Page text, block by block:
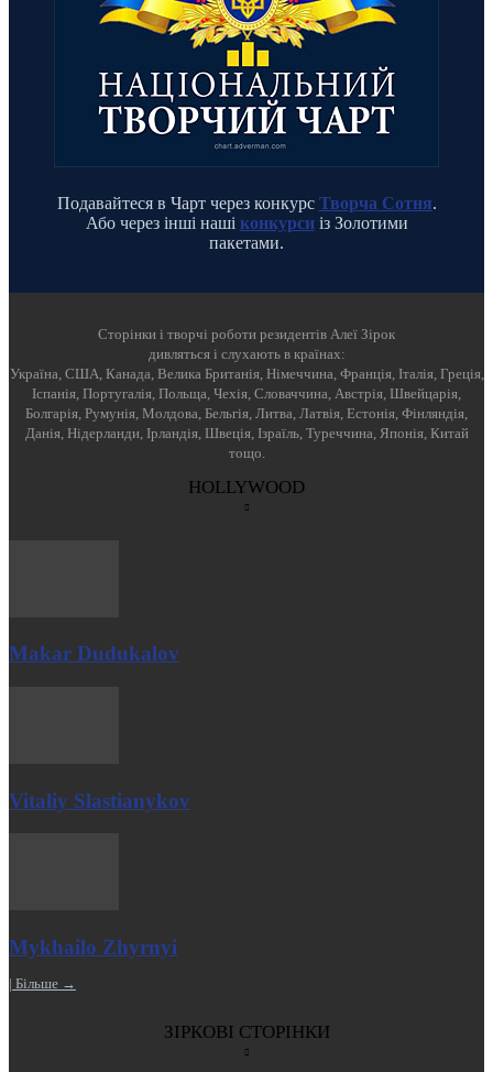
Подавайтеся в Чарт через конкурс Творча Сотня.
Або через інші наші конкурсиіз Золотими
пакетами.
Cторінки і творчі роботи резидентів Алеї Зірок
дивляться і слухають в країнах:
Україна, США, Канада, Велика Британія, Німеччина, Франція, Італія, Греція,
Іспанія, Португалія, Польща, Чехія, Словаччина, Австрія, Швейцарія,
Болгарія, Румунія, Молдова, Бельгія, Литва, Латвія, Естонія, Фінляндія,
Данія, Нідерланди, Ірландія, Швеція, Ізраїль, Туреччина, Японія, Китай
тощо.
HOLLYWOOD
Makar Dudukalov
Vitaliy Slastianykov
Mykhailo Zhyrnyi
| Більше →
ЗІРКОВІ СТОРІНКИ